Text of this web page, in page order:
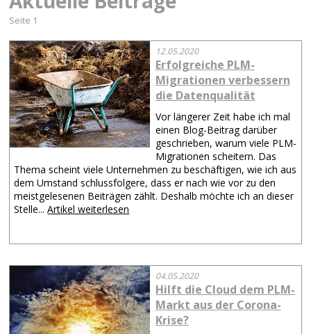
Seite 1
12.05.2020
Erfolgreiche PLM-
Migrationen verbessern
die Datenqualität
Vor längerer Zeit habe ich mal
einen Blog-Beitrag darüber
geschrieben, warum viele PLM-
Migrationen scheitern. Das
Thema scheint viele Unternehmen zu beschäftigen, wie ich aus
dem Umstand schlussfolgere, dass er nach wie vor zu den
meistgelesenen Beiträgen zählt. Deshalb möchte ich an dieser
Stelle...Artikel weiterlesen
04.05.2020
Hilft die Cloud dem PLM-
Markt aus der Corona-
Krise?